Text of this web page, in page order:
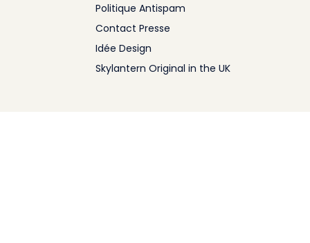
Politique Antispam
Contact Presse
Idée Design
Skylantern Original in the UK